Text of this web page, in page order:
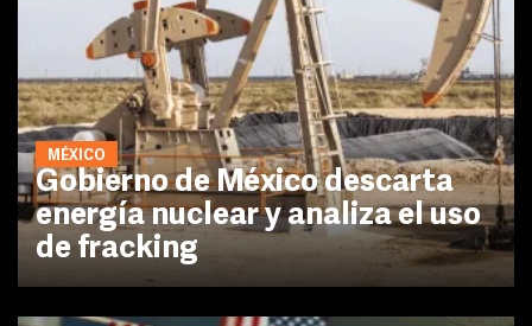
MÉXICO
Gobierno de México descarta
energía nuclear y analiza el uso
de fracking